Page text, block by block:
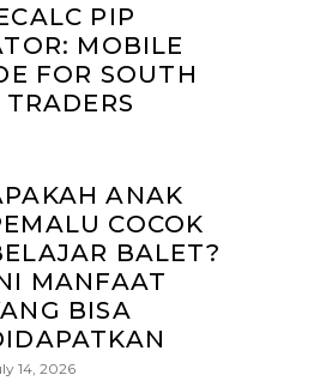
PIP
MOBILE
FOR SOUTH
ANAK
COCOK
BALET?
MANFAAT
BISA
14, 2026